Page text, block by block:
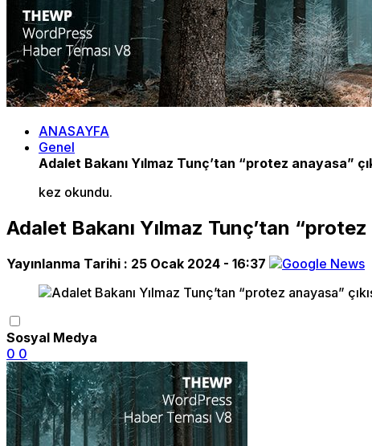
ANASAYFA
Genel
Adalet Bakanı Yılmaz Tunç’tan “protez anayasa”
kez okundu.
Adalet Bakanı Yılmaz Tunç’tan
Yayınlanma Tarihi : 25 Ocak 2024 - 16:37
Sosyal Medya
0 0